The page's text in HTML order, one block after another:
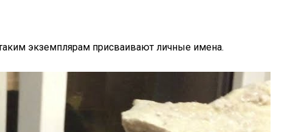
экземплярам присваивают личные имена.